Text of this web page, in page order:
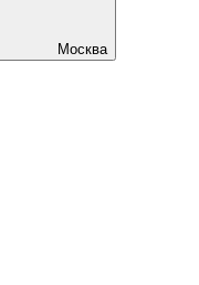
Москва